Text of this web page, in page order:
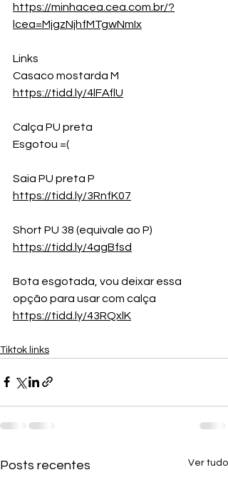
https://minhacea.cea.com.br/?
lcea=MjgzNjhfMTgwNmIx
Links
Casaco mostarda M
https://tidd.ly/4lFAflU
Calça PU preta
Esgotou =(
Saia PU preta P
https://tidd.ly/3RnfK07
Short PU 38 (equivale ao P)
https://tidd.ly/4agBfsd
Bota esgotada, vou deixar essa
opção para usar com calça
https://tidd.ly/43RQxlK
Tiktok links
Posts recentes Ver tudo